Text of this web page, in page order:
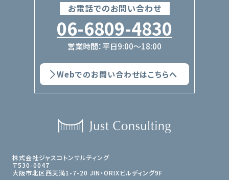
株式会社ジャスコトンサルティング
〒530-0047
大阪市北区西天満1-7-20 JIN・ORIXビルディング9F
お電話でのお問い合わせ
06-6809-4830
営業時間：平日9:00〜18:00
Webでのお問い合わせはこちらへ